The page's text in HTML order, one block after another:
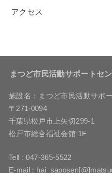
アクセス
まつど市民活動サポートセ
施設名：まつど市民活動サポ
〒271-0094
千葉県松戸市上矢切299-1
松戸市総合福祉会館 1F
Tell : 047-365-5522
E-mail :